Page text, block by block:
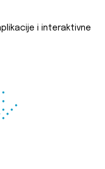
i interaktivne